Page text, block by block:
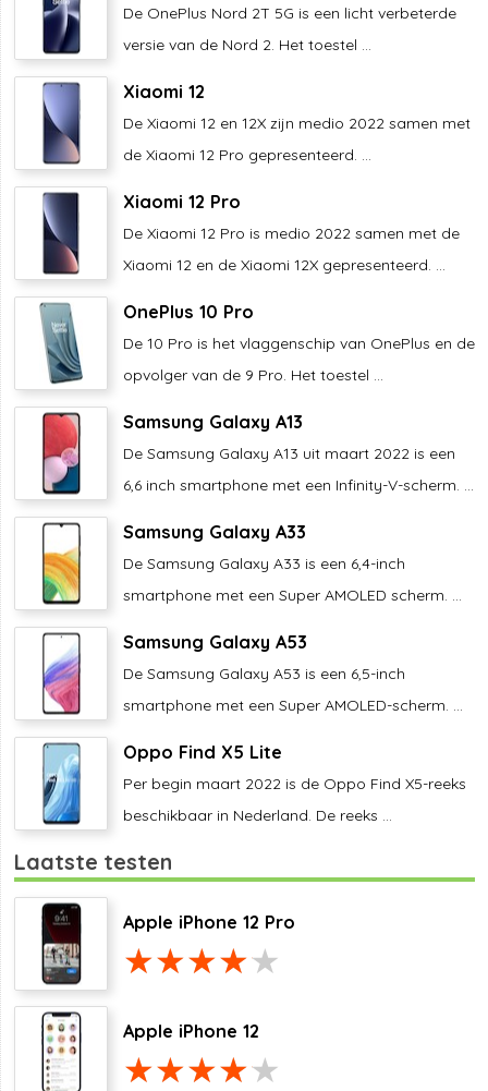
De OnePlus Nord 2T 5G is een licht verbeterde
versie van de Nord 2. Het toestel ...
Xiaomi 12
De Xiaomi 12 en 12X zijn medio 2022 samen met
de Xiaomi 12 Pro gepresenteerd. ...
Xiaomi 12 Pro
De Xiaomi 12 Pro is medio 2022 samen met de
Xiaomi 12 en de Xiaomi 12X gepresenteerd. ...
OnePlus 10 Pro
De 10 Pro is het vlaggenschip van OnePlus en de
opvolger van de 9 Pro. Het toestel ...
Samsung Galaxy A13
De Samsung Galaxy A13 uit maart 2022 is een
6,6 inch smartphone met een Infinity-V-scherm. ...
Samsung Galaxy A33
De Samsung Galaxy A33 is een 6,4-inch
smartphone met een Super AMOLED scherm. ...
Samsung Galaxy A53
De Samsung Galaxy A53 is een 6,5-inch
smartphone met een Super AMOLED-scherm. ...
Oppo Find X5 Lite
Per begin maart 2022 is de Oppo Find X5-reeks
beschikbaar in Nederland. De reeks ...
Laatste testen
Apple iPhone 12 Pro
Apple iPhone 12